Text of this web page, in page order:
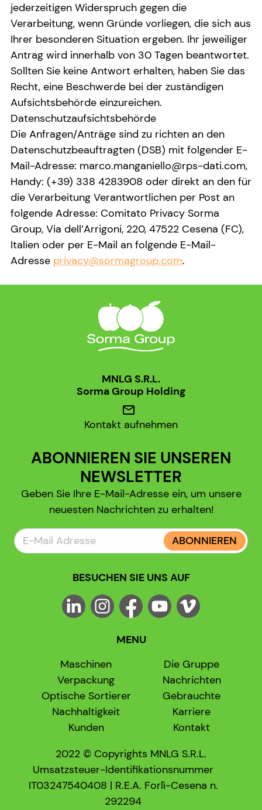
jederzeitigen Widerspruch gegen die
Verarbeitung, wenn Gründe vorliegen, die sich aus
Ihrer besonderen Situation ergeben. Ihr jeweiliger
Antrag wird innerhalb von 30 Tagen beantwortet.
Sollten Sie keine Antwort erhalten, haben Sie das
Recht, eine Beschwerde bei der zuständigen
Aufsichtsbehörde einzureichen.
Datenschutzaufsichtsbehörde
Die Anfragen/Anträge sind zu richten an den
Datenschutzbeauftragten (DSB) mit folgender E-
Mail-Adresse: marco.manganiello@rps-dati.com,
Handy: (+39) 338 4283908 oder direkt an den für
die Verarbeitung Verantwortlichen per Post an
folgende Adresse: Comitato Privacy Sorma
Group, Via dell’Arrigoni, 220, 47522 Cesena (FC),
Italien oder per E-Mail an folgende E-Mail-
Adresse privacy@sormagroup.com.
MNLG S.R.L.
Sorma Group Holding
mail
Kontakt aufnehmen
ABONNIEREN SIE UNSEREN
NEWSLETTER
Geben Sie Ihre E-Mail-Adresse ein, um unsere
neuesten Nachrichten zu erhalten!
ABONNIEREN
BESUCHEN SIE UNS AUF
MENU
Maschinen
Verpackung
Optische Sortierer
Nachhaltigkeit
Kunden
Die Gruppe
Nachrichten
Gebrauchte
Karriere
Kontakt
2022 © Copyrights MNLG S.R.L.
Umsatzsteuer-Identifikationsnummer
IT03247540408 | R.E.A. Forlì-Cesena n.
292294